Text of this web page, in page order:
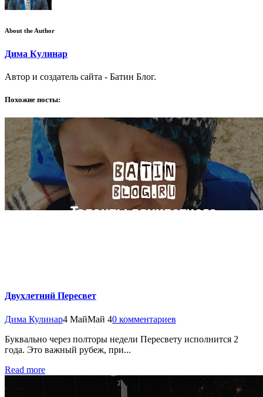
About the Author
Дима Кулинар
Автор и создатель сайта - Батин Блог.
Похожие посты:
Двухлетний Пересвет
Дима Кулинар4 МайМай 40 комментариев
Буквально через полторы недели Пересвету исполнится 2
года. Это важный рубеж, при...
Read more